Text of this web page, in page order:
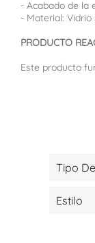
- Acabado de la
- Material:
PRODUCTO
Este producto
Tipo
Estilo